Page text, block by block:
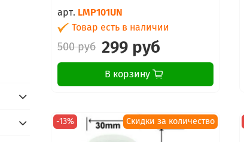
арт. LMP101UN
Товар есть в наличии
500 руб 299 руб
В корзину
-13% Скидки за количество